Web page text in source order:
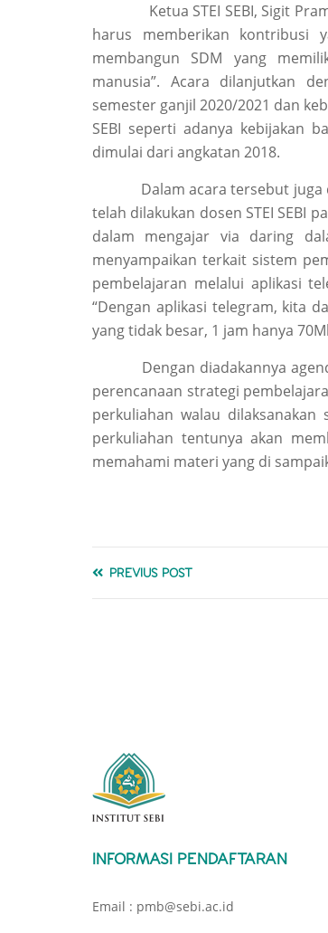
Ketua STEI SEBI, Sigit
harus memberikan kontribusi
membangun SDM yang
manusia”. Acara dilanjutkan
semester ganjil 2020/2021 dan k
SEBI seperti adanya kebijakan
dimulai dari angkatan 2018.
Dalam acara tersebut juga di
telah dilakukan dosen STEI SEBI
dalam mengajar via daring
menyampaikan terkait sistem
pembelajaran melalui aplikasi
“Dengan aplikasi telegram, kita
yang tidak besar, 1 jam hanya
Dengan diadakannya
perencanaan strategi
perkuliahan walau
perkuliahan tentunya akan
memahami materi yang di
PREVIUS POST
INFORMASI PENDAFTARAN
Email : pmb@sebi.ac.id